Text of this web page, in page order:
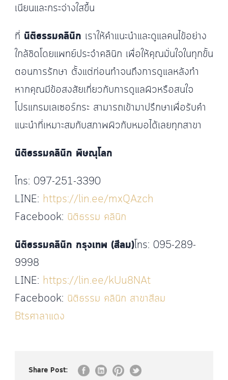
เนียนและกระจ่างใสขึ้น
ที่ นิติธรรมคลินิก เราให้คำแนะนำและดูแลคนไข้อย่าง
ใกล้ชิดโดยแพทย์ประจำคลินิก เพื่อให้คุณมั่นใจในทุกขั้น
ตอนการรักษา ตั้งแต่ก่อนทำจนถึงการดูแลหลังทำ
หากคุณมีข้อสงสัยเกี่ยวกับการดูแลผิวหรือสนใจ
โปรแกรมเลเซอร์กระ สามารถเข้ามาปรึกษาเพื่อรับคำ
แนะนำที่เหมาะสมกับสภาพผิวกับหมอได้เลยทุกสาขา
นิติธรรมคลินิก พิษณุโลก
โทร: 097-251-3390
LINE: https://lin.ee/mxQAzch
Facebook: นิติธรรม คลินิก
นิติธรรมคลินิก กรุงเทพ (สีลม)โทร: 095-289-
9998
LINE: https://lin.ee/kUu8NAt
Facebook: นิติธรรม คลินิก สาขาสีลม
Btsศาลาแดง
Share Post: